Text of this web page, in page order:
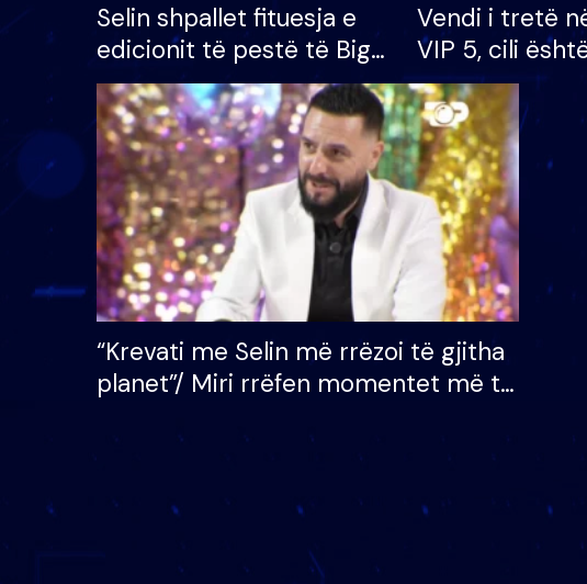
Selin shpallet fituesja e
edicionit të pestë të Big
Brother VIP, rrëmben
çmimin e madh prej 100
mijë eurosh
Vendi i tretë
VIP 5, cili
radhës që lë
“Krevati me Selin më rrëzoi të gjitha
planet”/ Miri rrëfen momentet më të
mungojë zilja e mëngjesit kur…